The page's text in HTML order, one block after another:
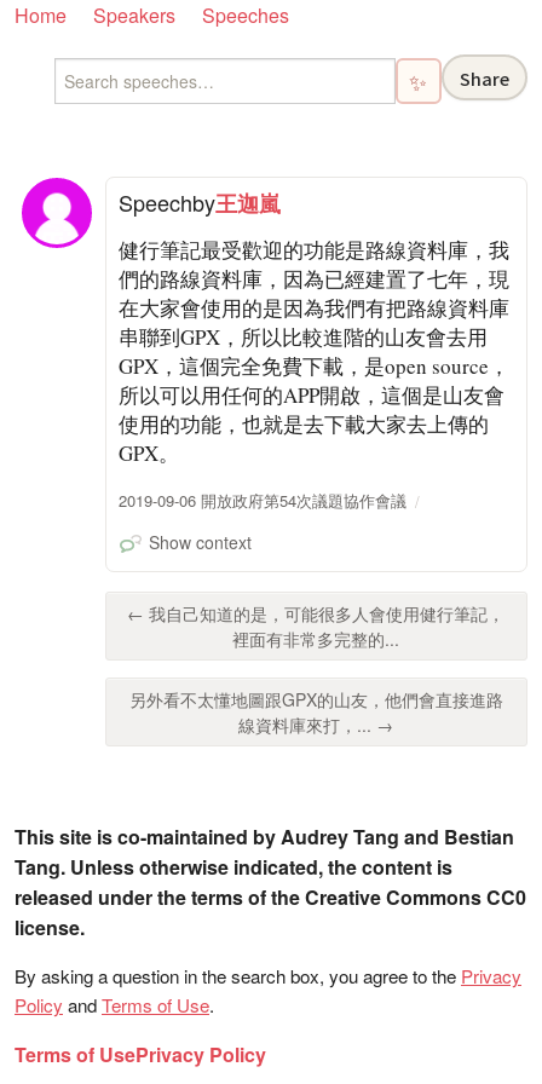
Home Speakers Speeches
✨ Share
Speechby王迦嵐
健行筆記最受歡迎的功能是路線資料庫，我
們的路線資料庫，因為已經建置了七年，現
在大家會使用的是因為我們有把路線資料庫
串聯到GPX，所以比較進階的山友會去用
GPX，這個完全免費下載，是open source，
所以可以用任何的APP開啟，這個是山友會
使用的功能，也就是去下載大家去上傳的
GPX。
2019-09-06 開放政府第54次議題協作會議
Show context
← 我自己知道的是，可能很多人會使用健行筆記，
裡面有非常多完整的...
另外看不太懂地圖跟GPX的山友，他們會直接進路
線資料庫來打，... →
This site is co-maintained by Audrey Tang and Bestian
Tang. Unless otherwise indicated, the content is
released under the terms of the Creative Commons CC0
license.
By asking a question in the search box, you agree to the Privacy
Policy andTerms of Use.
Terms of UsePrivacy Policy